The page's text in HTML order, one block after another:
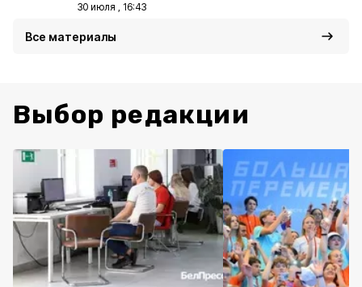
30 июля , 16:43
Все материалы
Выбор редакции